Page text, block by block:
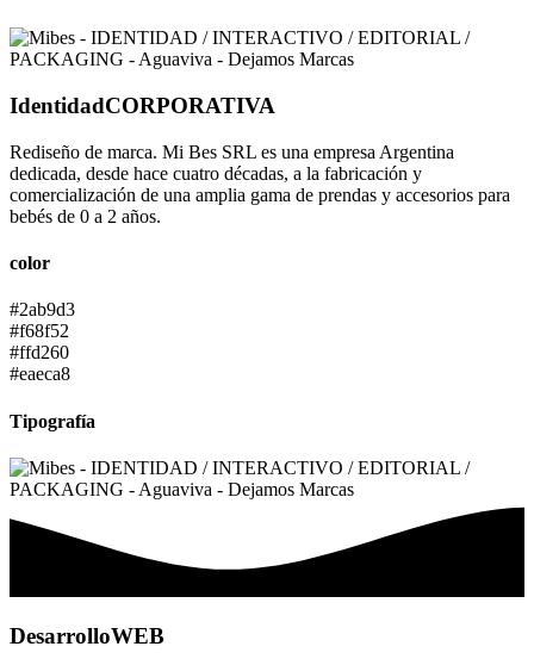
IdentidadCORPORATIVA
Rediseño de marca. Mi Bes SRL es una empresa Argentina
dedicada, desde hace cuatro décadas, a la fabricación y
comercialización de una amplia gama de prendas y accesorios para
bebés de 0 a 2 años.
color
#2ab9d3
#f68f52
#ffd260
#eaeca8
Tipografía
DesarrolloWEB